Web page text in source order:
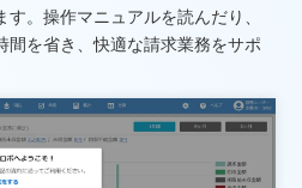
。操作マニュアルを読んだり、
間を省き、快適な請求業務をサポ